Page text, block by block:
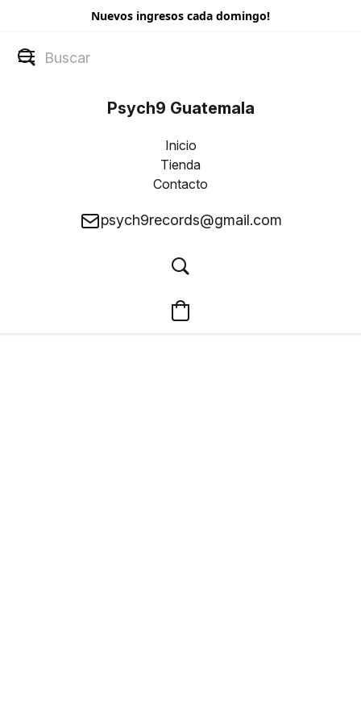
Nuevos ingresos cada domingo!
Psych9 Guatemala
Inicio
Tienda
Contacto
psych9records@gmail.com